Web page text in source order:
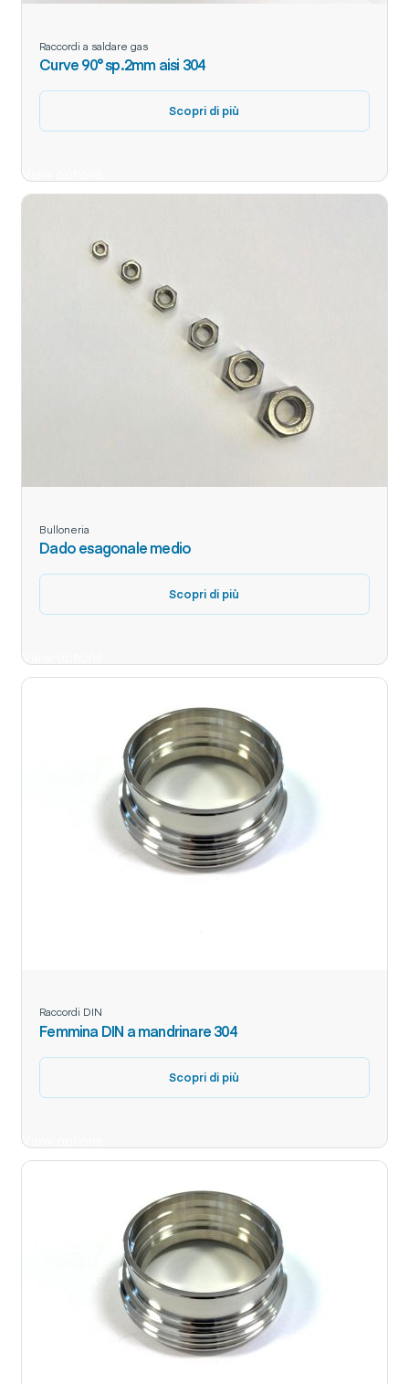
Raccordi a saldare gas
Curve 90° sp.2mm aisi 304
Scopri di più
View options
Bulloneria
Dado esagonale medio
Scopri di più
View options
Raccordi DIN
Femmina DIN a mandrinare 304
Scopri di più
View options